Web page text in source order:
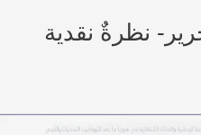
نظرةٌ نقدية